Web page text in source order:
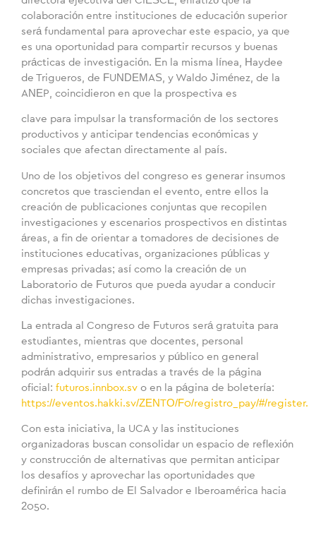
colaboración entre instituciones de educación superior
será fundamental para aprovechar este espacio, ya que
es una oportunidad para compartir recursos y buenas
prácticas de investigación. En la misma línea, Haydee
de Trigueros, de FUNDEMAS, y Waldo Jiménez, de la
ANEP, coincidieron en que la prospectiva es
clave para impulsar la transformación de los sectores
productivos y anticipar tendencias económicas y
sociales que afectan directamente al país.
Uno de los objetivos del congreso es generar insumos
concretos que trasciendan el evento, entre ellos la
creación de publicaciones conjuntas que recopilen
investigaciones y escenarios prospectivos en distintas
áreas, a fin de orientar a tomadores de decisiones de
instituciones educativas, organizaciones públicas y
empresas privadas; así como la creación de un
Laboratorio de Futuros que pueda ayudar a conducir
dichas investigaciones.
La entrada al Congreso de Futuros será gratuita para
estudiantes, mientras que docentes, personal
administrativo, empresarios y público en general
podrán adquirir sus entradas a través de la página
oficial: futuros.innbox.sv o en la página de boletería:
https://eventos.hakki.sv/ZENTO/F0/registro_pay/#/register.
Con esta iniciativa, la UCA y las instituciones
organizadoras buscan consolidar un espacio de reflexión
y construcción de alternativas que permitan anticipar
los desafíos y aprovechar las oportunidades que
definirán el rumbo de El Salvador e Iberoamérica hacia
2050.